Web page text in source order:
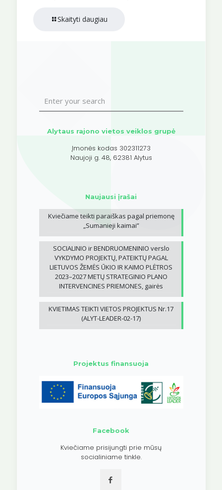
Skaityti daugiau
Alytaus rajono vietos veiklos grupė
Įmonės kodas 302311273
Naujoji g. 48, 62381 Alytus
Naujausi įrašai
Kviečiame teikti paraiškas pagal priemonę
„Sumanieji kaimai”
SOCIALINIO ir BENDRUOMENINIO verslo
VYKDYMO PROJEKTŲ, PATEIKTŲ PAGAL
LIETUVOS ŽEMĖS ŪKIO IR KAIMO PLĖTROS
2023–2027 METŲ STRATEGINIO PLANO
INTERVENCINES PRIEMONES, gairės
KVIETIMAS TEIKTI VIETOS PROJEKTUS Nr.17
(ALYT-LEADER-02-17)
Projektus finansuoja
Facebook
Kviečiame prisijungti prie mūsų
socialiniame tinkle.